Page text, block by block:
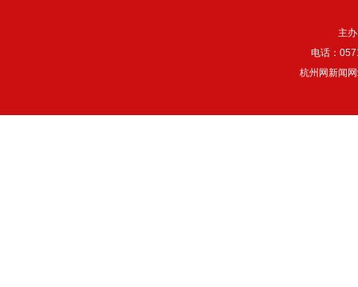
主
电话：
杭州网新闻